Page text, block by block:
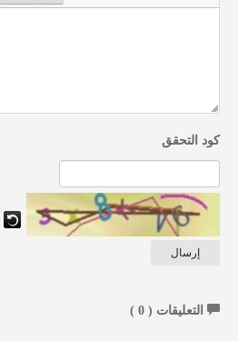
كود التحقق
التعليقات ( 0
)